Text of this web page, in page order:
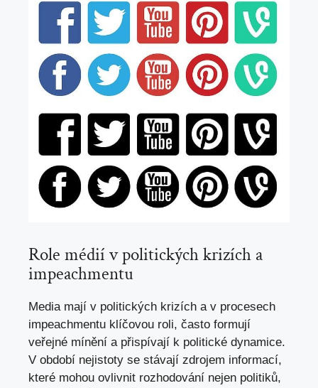
Role médií v politických krizích a
impeachmentu
Media mají v politických krizích a v procesech
impeachmentu klíčovou roli, často formují
veřejné mínění a přispívají k politické dynamice.
V období nejistoty se stávají zdrojem informací,
které mohou ovlivnit rozhodování nejen politiků,